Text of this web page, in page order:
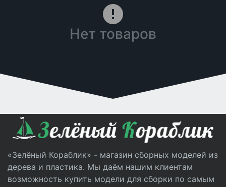
Нет товаров
«Зелёный Кораблик» - магазин сборных моделей из
дерева и пластика. Мы даём нашим клиентам
возможность купить модели для сборки по самым